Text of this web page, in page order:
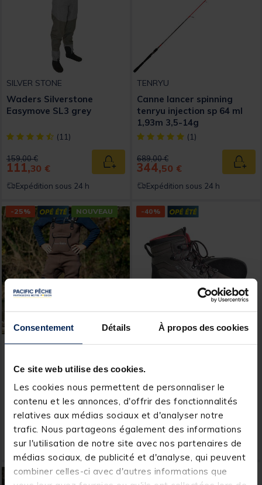
Consentement Détails À propos des cookies
Ce site web utilise des cookies.
Les cookies nous permettent de personnaliser le
contenu et les annonces, d'offrir des fonctionnalités
relatives aux médias sociaux et d'analyser notre
trafic. Nous partageons également des informations
sur l'utilisation de notre site avec nos partenaires de
médias sociaux, de publicité et d'analyse, qui peuvent
combiner celles-ci avec d'autres informations que
SILVER STONE
Waders Silverstone
Easymove SL3 grey
[object Object] out of 5 Customer Rating
(11)
Price reduced from
159,00 €to
111,30 € Ajouter au panier
Expédition sous 24 h
TENRYU
Canne lancer spinning
tenryu injection sp 64 ml
1,93m 3,5-14g
[object Object] out of 5
(1)
Price reduced from
689,00 €to
344,50 €
Expédition sous 24 h
-25% NOUVEAU
AQUATREKK
Neoprene Frost
[object Object] out of 5 Customer Rating
(9)
Price reduced from
79,99 €to
59,99 € Ajouter au panier
Expédition sous 24 h
-40%
HYDROX
HYDROX Stunt Feutre
[object Object] out of 5
(3)
Price reduced from
199,00 €to
119,40 €
Expédition sous 24 h
NOUVEAU NOUVEAU